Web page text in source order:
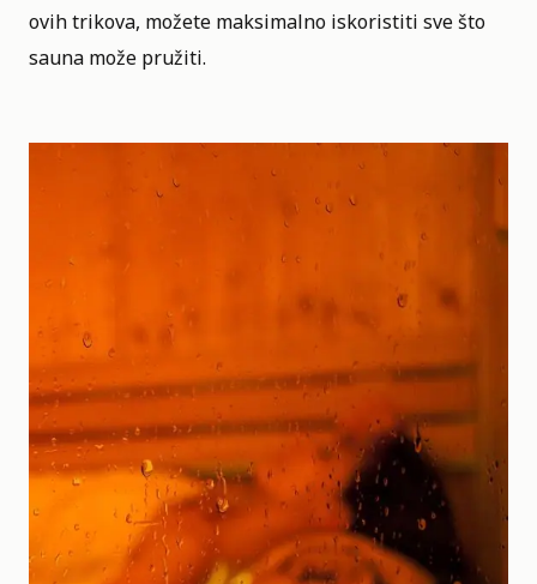
ovih trikova, možete maksimalno iskoristiti sve što
sauna može pružiti.